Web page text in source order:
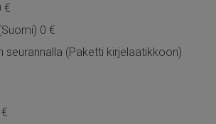
€
0 €
seurannalla (Paketti kirjelaatikkoon)